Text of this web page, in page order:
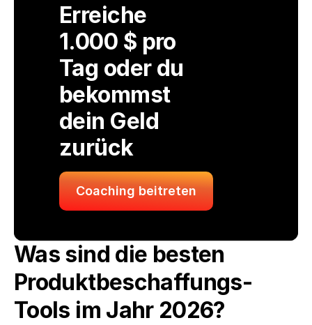
Erreiche
1.000 $ pro
Tag oder du
bekommst
dein Geld
zurück
Coaching beitreten
Was sind die besten
Produktbeschaffungs-
Tools im Jahr 2026?